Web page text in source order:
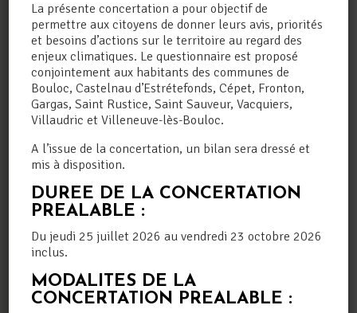
GARDONS
LE CONTACT
INSCRIPTION NEWSLETTER
Les champs contenant un * sont obligatoires
Votre adresse e-mail*
La présente concertation a pour objectif de
permettre aux citoyens de donner leurs avis, priorités
et besoins d’actions sur le territoire au regard des
enjeux climatiques. Le questionnaire est proposé
conjointement aux habitants des communes de
Bouloc, Castelnau d’Estrétefonds, Cépet, Fronton,
Gargas, Saint Rustice, Saint Sauveur, Vacquiers,
Villaudric et Villeneuve-lès-Bouloc.
A l’issue de la concertation, un bilan sera dressé et
mis à disposition.
DUREE DE LA CONCERTATION
PREALABLE :
Du jeudi 25 juillet 2026 au vendredi 23 octobre 2026
inclus.
MODALITES DE LA
CONCERTATION PREALABLE :